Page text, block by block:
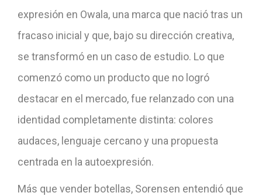
expresión en Owala, una marca que nació tras un
fracaso inicial y que, bajo su dirección creativa,
se transformó en un caso de estudio. Lo que
comenzó como un producto que no logró
destacar en el mercado, fue relanzado con una
identidad completamente distinta: colores
audaces, lenguaje cercano y una propuesta
centrada en la autoexpresión.
Más que vender botellas, Sorensen entendió que